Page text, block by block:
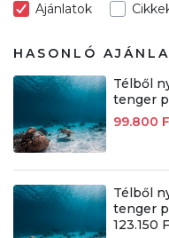
Ajánlatok
HASONLÓ
Télből
tenger
99.800
Télből
tenger
123.150